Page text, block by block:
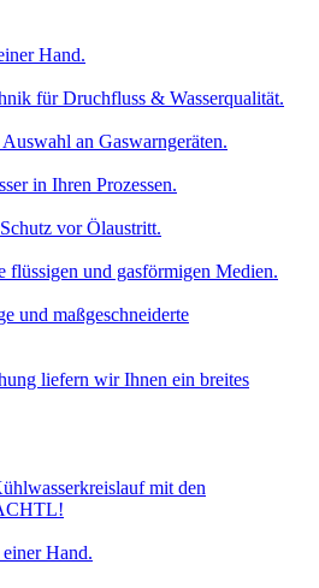
Hand.
für Druchfluss & Wasserqualität.
an Gaswarngeräten.
in Ihren Prozessen.
vor Ölaustritt.
flüssigen und gasförmigen Medien.
und maßgeschneiderte
liefern wir Ihnen ein breites
mit den
Hand.